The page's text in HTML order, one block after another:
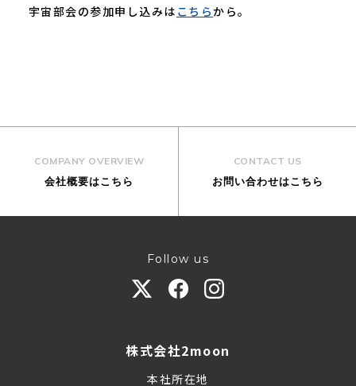
宇宙部会の参加申し込みは こちらから。
COMPANY OVERVIEW
会社概要はこちら
CONTACT US
お問い合わせはこちら
Follow us
株式会社2moon
本社所在地